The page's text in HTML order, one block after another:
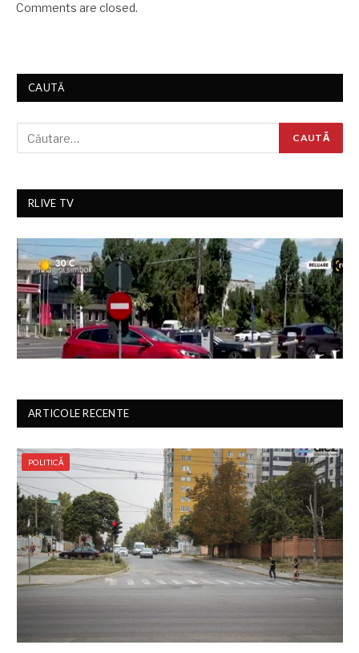
Comments are closed.
CAUTĂ
RLIVE TV
ARTICOLE RECENTE
POLITICĂ